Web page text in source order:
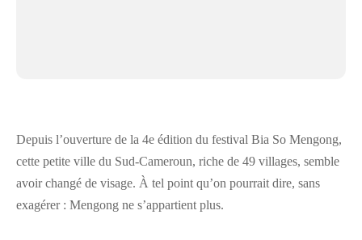
Depuis l’ouverture de la 4e édition du festival Bia So Mengong,
cette petite ville du Sud-Cameroun, riche de 49 villages, semble
avoir changé de visage. À tel point qu’on pourrait dire, sans
exagérer : Mengong ne s’appartient plus.